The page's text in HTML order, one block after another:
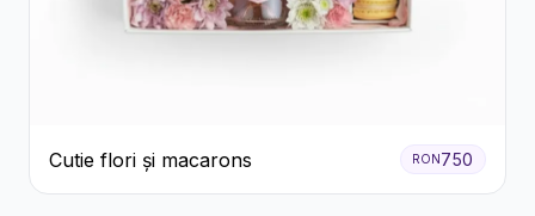
Cutie flori și macarons RON 750